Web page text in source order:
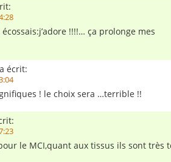
!!!!… ça prolonge mes
a écrit:
! le choix sera …terrible !!
le MCI,quant aux tissus ils sont très